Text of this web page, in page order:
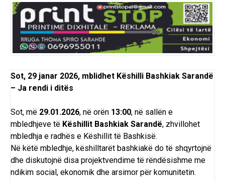
Sot, 29 janar 2026, mblidhet Këshilli Bashkiak Sarandë
– Ja rendi i ditës
Sot, më 29.01.2026, në orën 13:00, në sallën e
mbledhjeve të Këshillit Bashkiak Sarandë, zhvillohet
mbledhja e radhës e Këshillit të Bashkisë.
Në këtë mbledhje, këshilltarët bashkiakë do të shqyrtojnë
dhe diskutojnë disa projektvendime të rëndësishme me
ndikim social, ekonomik dhe arsimor për komunitetin.